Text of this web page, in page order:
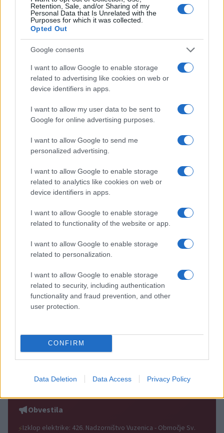
Retention, Sale, and/or Sharing of my
Personal Data that Is Unrelated with the
Purposes for which it was collected.
Opted Out
Google consents
I want to allow Google to enable storage
related to advertising like cookies on web or
device identifiers in apps.
I want to allow my user data to be sent to
Google for online advertising purposes.
I want to allow Google to send me
personalized advertising.
I want to allow Google to enable storage
related to analytics like cookies on web or
device identifiers in apps.
I want to allow Google to enable storage
related to functionality of the website or app.
I want to allow Google to enable storage
related to personalization.
I want to allow Google to enable storage
related to security, including authentication
functionality and fraud prevention, and other
user protection.
CONFIRM
Data Deletion Data Access Privacy Policy
Več iz kraja Dravograd
Koroška slavi državne prvake v
košarki 3x3: V Dravogradu
košarkarjev
Freestyle navdušuje s poletno
delna zapora občinske ceste v
Dravogradu
izbrati material, polnilo in
izvedbo
Več iz kategorije Glasba
Pol stoletja glasbe na tromeji:
Graška Gora obeležuje 50.
jubilejni festival narodno-
(VIDEO) Skupina iTAK
predstavlja poletno uspešnico
Slovenj Gradcu prvič nastopila
na samostojnem koncertu s
poletje z novo poskočno
priredbo Solo Portorož
Obvestila
⚡Izklop elektrike: 426. Nadzorništvo Vuzenica - Območje Sv.